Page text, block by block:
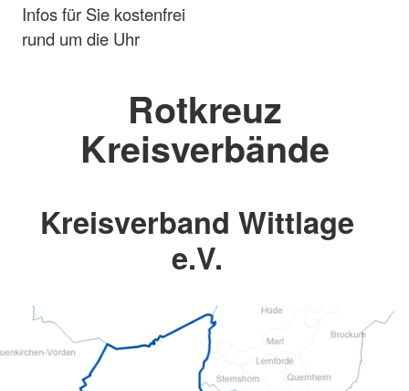
Infos für Sie kostenfrei
rund um die Uhr
Rotkreuz
Kreisverbände
Kreisverband Wittlage
e.V.